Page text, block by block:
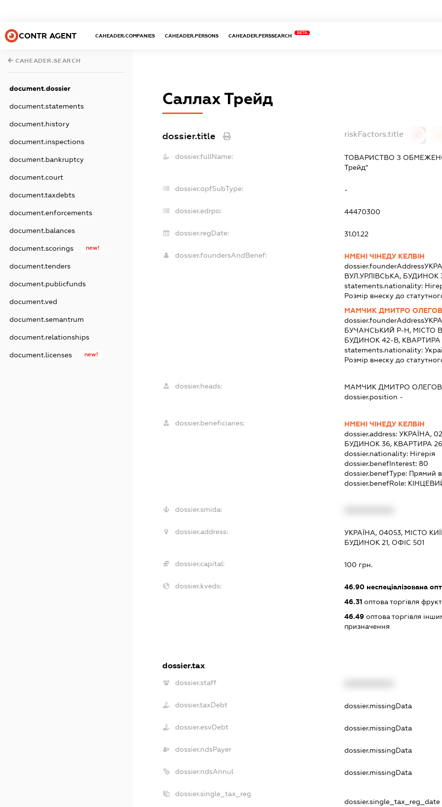
CONTR AGENT CAHEADER.COMPANIES CAHEADER.PERSONS CAHEADER.PERSSEARCH
BETA
CAHEADER.SEARCH
document.dossier
document.statements
document.history
document.inspections
document.bankruptcy
document.court
document.taxdebts
document.enforcements
document.balances
document.scorings new!
document.tenders
document.publicfunds
document.ved
document.semantrum
document.relationships
document.licenses new!
Саллах Трейд
dossier.title riskFactors.title
dossier.fullName:
ТОВАРИСТВО З
Трейд"
dossier.opfSubType: -
dossier.edrpo: 44470300
dossier.regDate: 31.01.22
dossier.foundersAndBenef:
НМЕНІ ЧІНЕДУ КЕЛВІН
dossier.founderAddress
ВУЛ.УРЛІВСЬКА, БУДИНОК
statements.nationality:
Розмір внеску до
МАМЧИК ДМИТРО
dossier.founderAddress
БУЧАНСЬКИЙ Р-Н, МІСТО
БУДИНОК 42-В, КВАРТИРА
statements.nationality:
Розмір внеску до
dossier.heads: МАМЧИК ДМИТРО
dossier.position -
dossier.beneficiaries:
НМЕНІ ЧІНЕДУ КЕЛВІН
dossier.address:УКРАЇНА,
БУДИНОК 36, КВАРТИРА
dossier.nationality: Нігерія
dossier.benefInterest:80
dossier.benefType: Прямий
dossier.benefRole:
dossier.smida:
dossier.address:
УКРАЇНА, 04053, МІСТО
БУДИНОК 21, ОФІС 501
dossier.capital: 100 грн.
dossier.kveds: 46.90 неспеціалізована
46.31 оптова торгівля
46.49 оптова торгівля
призначення
dossier.tax
dossier.staff
dossier.taxDebt dossier.missingData
dossier.esvDebt dossier.missingData
dossier.ndsPayer dossier.missingData
dossier.ndsAnnul dossier.missingData
dossier.single_tax_reg
dossier.single_tax_reg_date